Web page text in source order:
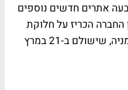
אתרים חדשים נוספים
החברה הכריז על חלוקת
דיבידנד רבעוני של 0.03 דולר למניה, שישולם ב-21 במרץ